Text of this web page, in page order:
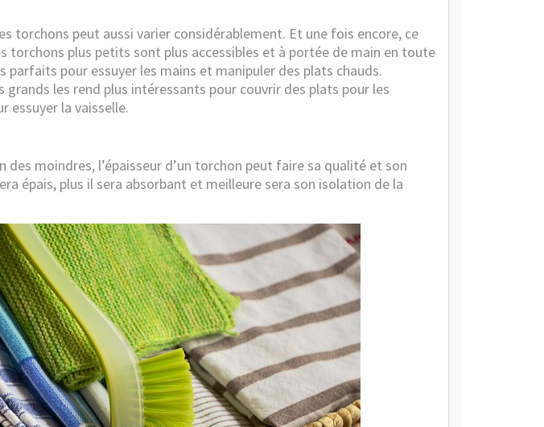
torchons peut aussi varier considérablement. Et une fois encore, ce
torchons plus petits sont plus accessibles et à portée de main en toute
pour essuyer les mains et manipuler des plats chauds.
les rend plus intéressants pour couvrir des plats pour les
essuyer la vaisselle.
moindres, l’épaisseur d’un torchon peut faire sa qualité et son
épais, plus il sera absorbant et meilleure sera son isolation de la